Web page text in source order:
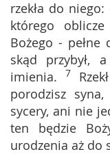
rzekła do niego:
którego
Bożego - pełne
skąd przybył,
imienia. 7
porodzisz
sycery, ani nie
ten będzie
urodzenia aż do